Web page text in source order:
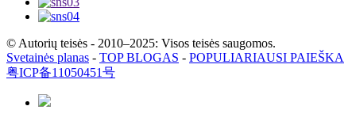
© Autorių teisės - 2010–2025: Visos teisės saugomos.
Svetainės planas - TOP BLOGAS - POPULIARIAUSI PAIEŠKA
粤ICP备11050451号